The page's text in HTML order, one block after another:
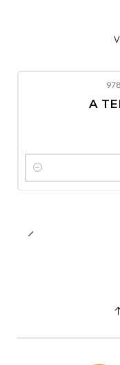
A
Cantidad